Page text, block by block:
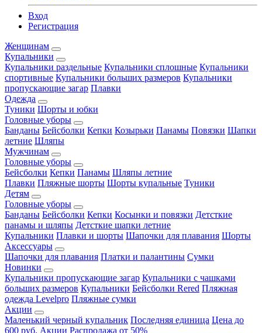
Вход
Регистрация
Женщинам
Купальники
Купальники раздельные Купальники сплошные Купальники
спортивные Купальники больших размеров Купальники
пропускающие загар Плавки
Одежда
Туники Шорты и юбки
Головные уборы
Банданы Бейсболки Кепки Козырьки Панамы Повязки Шапки
летние Шляпы
Мужчинам
Головные уборы
Бейсболки Кепки Панамы Шляпы летние
Плавки Пляжные шорты Шорты купальные Туники
Детям
Головные уборы
Банданы Бейсболки Кепки Косынки и повязки Детсткие
панамы и шляпы Детсткие шапки летние
Купальники Плавки и шорты Шапочки для плавания Шорты
Аксессуары
Шапочки для плавания Платки и палантины Сумки
Новинки
Купальники пропускающие загар Купальники с чашками
больших размеров Купальники Бейсболки Rered Пляжная
одежда Levelpro Пляжные сумки
Акции
Маленький черный купальник Последняя единица Цена до
600 руб. Акции Распродажа от 50%